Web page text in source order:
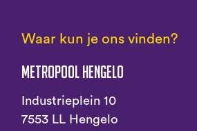
Waar kun je ons vinden?
Metropool Hengelo
Industrieplein 10
7553 LL Hengelo